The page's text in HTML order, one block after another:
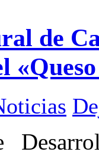
de